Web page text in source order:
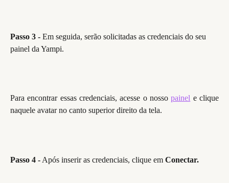
Passo 3 - Em seguida, serão solicitadas as credenciais do seu
painel da Yampi.
Para encontrar essas credenciais, acesse o nossopainel e clique
naquele avatar no canto superior direito da tela.
Passo 4 - Após inserir as credenciais, clique em Conectar.